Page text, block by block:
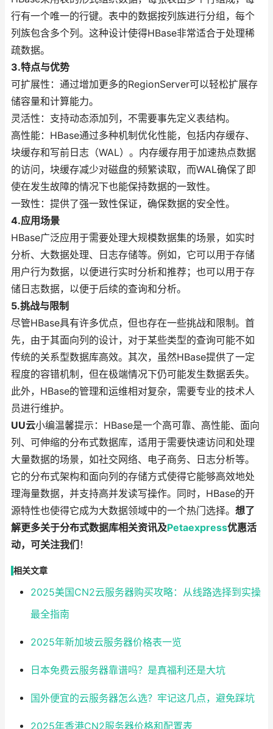
行有一个唯一的行键。表中的数据按列族进行分组，每个
列族包含多个列。这种设计使得HBase非常适合于处理稀
疏数据。
3.特点与优势
可扩展性：通过增加更多的RegionServer可以轻松扩展存
储容量和计算能力。
灵活性：支持动态添加列，不需要事先定义表结构。
高性能：HBase通过多种机制优化性能，包括内存缓存、
块缓存和写前日志（WAL）。内存缓存用于加速热点数据
的访问，块缓存减少对磁盘的频繁读取，而WAL确保了即
使在发生故障的情况下也能保持数据的一致性。
一致性：提供了强一致性保证，确保数据的安全性。
4.应用场景
HBase广泛应用于需要处理大规模数据集的场景，如实时
分析、大数据处理、日志存储等。例如，它可以用于存储
用户行为数据，以便进行实时分析和推荐；也可以用于存
储日志数据，以便于后续的查询和分析。
5.挑战与限制
尽管HBase具有许多优点，但也存在一些挑战和限制。首
先，由于其面向列的设计，对于某些类型的查询可能不如
传统的关系型数据库高效。其次，虽然HBase提供了一定
程度的容错机制，但在极端情况下仍可能发生数据丢失。
此外，HBase的管理和运维相对复杂，需要专业的技术人
员进行维护。
UU云小编温馨提示：HBase是一个高可靠、高性能、面向
列、可伸缩的分布式数据库，适用于需要快速访问和处理
大量数据的场景，如社交网络、电子商务、日志分析等。
它的分布式架构和面向列的存储方式使得它能够高效地处
理海量数据，并支持高并发读写操作。同时，HBase的开
源特性也使得它成为大数据领域中的一个热门选择。 想了
解更多关于分布式数据库相关资讯及Petaexpress优惠活
动，可关注我们 ！
相关文章
2025美国CN2云服务器购买攻略：从线路选择到实操
最全指南
2025年新加坡云服务器价格表一览
日本免费云服务器靠谱吗？是真福利还是大坑
国外便宜的云服务器怎么选？牢记这几点，避免踩坑
2025年香港CN2服务器价格和配置表